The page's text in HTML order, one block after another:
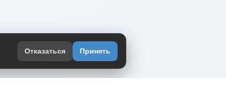
Отказаться Принять